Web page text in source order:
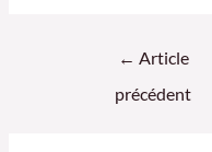
← Article
précédent